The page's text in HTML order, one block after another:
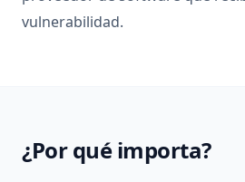
vulnerabilidad.
¿Por qué importa?